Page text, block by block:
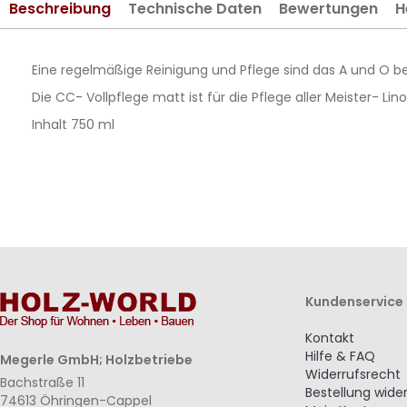
springen
Beschreibung
Eine regelmäßige Reinigung und Pflege sind das A und O
Die CC- Vollpflege matt ist für die Pflege aller Meister-
Inhalt 750 ml
Technische Daten Bewertungen
Megerle GmbH; Holzbetriebe
Bachstraße 11
74613 Öhringen-Cappel
Kundenservice
Kontakt
Hilfe & FAQ
Widerrufsrecht
Bestellung